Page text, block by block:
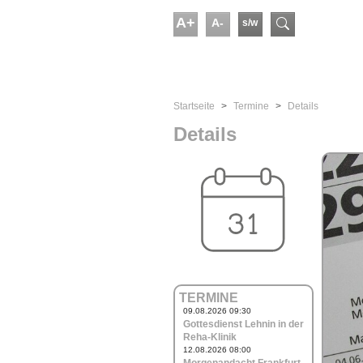
A+ A- s/w
Startseite
Termine Details
Details
TERMINE
09.08.2026 09:30
Gottesdienst Lehnin in der
Reha-Klinik
12.08.2026 08:00